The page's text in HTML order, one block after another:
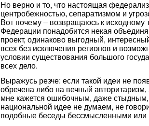
Но верно и то, что настоящая
центробежностью, сепаратизмом и
Вот почему – возвращаюсь к исходному
Федерации понадобится некая
проект, одинаково выгодный,
всех без исключения регионов и
условии существования большого
всех дело.
Выражусь резче: если такой идеи не
обречена либо на вечный
мне кажется ошибочным, даже
национальной идее не думаем, не
подобные беседы бессмысленными